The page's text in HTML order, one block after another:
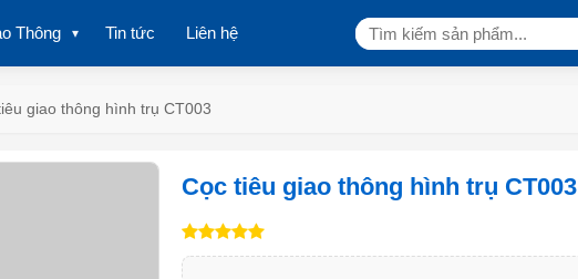
Thông Tin tức Liên hệ
Tìm
kiếm:
giao thông hình trụ CT003
Cọc tiêu giao thông hình trụ CT003